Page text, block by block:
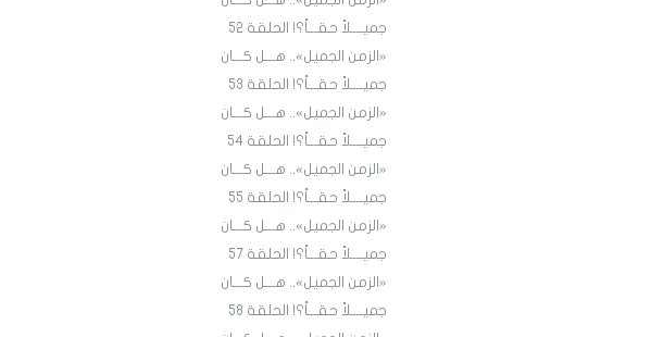
جميــــلاً حقـــاً؟! الحلقة 52
«الزمن الجميل».. هـــل كـــان
جميــــلاً حقـــاً؟! الحلقة 53
«الزمن الجميل».. هـــل كـــان
جميــــلاً حقـــاً؟! الحلقة 54
«الزمن الجميل».. هـــل كـــان
جميــــلاً حقـــاً؟! الحلقة 55
«الزمن الجميل».. هـــل كـــان
جميــــلاً حقـــاً؟! الحلقة 57
«الزمن الجميل».. هـــل كـــان
جميــــلاً حقـــاً؟! الحلقة 58